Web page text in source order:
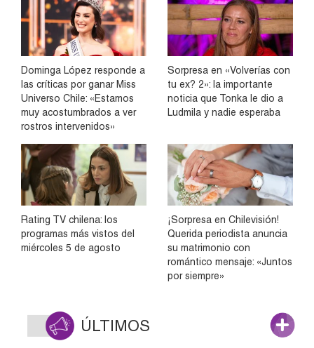
Dominga López responde a
las críticas por ganar Miss
Universo Chile: «Estamos
muy acostumbrados a ver
rostros intervenidos»
Sorpresa en «Volverías con
tu ex? 2»: la importante
noticia que Tonka le dio a
Ludmila y nadie esperaba
Rating TV chilena: los
programas más vistos del
miércoles 5 de agosto
¡Sorpresa en Chilevisión!
Querida periodista anuncia
su matrimonio con
romántico mensaje: «Juntos
por siempre»
ÚLTIMOS